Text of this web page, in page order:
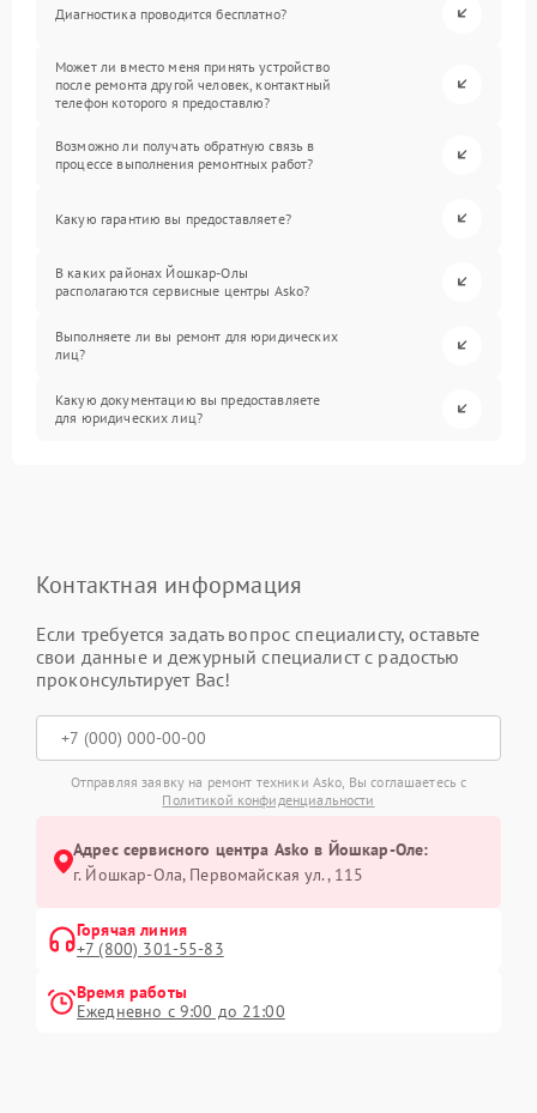
Диагностика проводится бесплатно?
Может ли вместо меня принять устройство
после ремонта другой человек, контактный
телефон которого я предоставлю?
Возможно ли получать обратную связь в
процессе выполнения ремонтных работ?
Какую гарантию вы предоставляете?
В каких районах Йошкар-Олы
располагаются сервисные центры Asko?
Выполняете ли вы ремонт для юридических
лиц?
Какую документацию вы предоставляете
для юридических лиц?
Контактная информация
Если требуется задать вопрос специалисту, оставьте
свои данные и дежурный специалист с радостью
проконсультирует Вас!
Отправляя заявку на ремонт техники Asko, Вы соглашаетесь с
Политикой конфиденциальности
Адрес сервисного центра Asko в Йошкар-Оле:
г. Йошкар-Ола, Первомайская ул., 115
Горячая линия
+7 (800) 301-55-83
Время работы
Ежедневно с 9:00 до 21:00